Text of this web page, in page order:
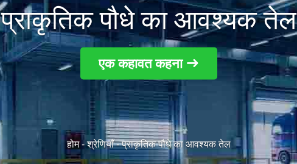
प्राकृतिक पौधे का आवश्यक तेल
एक कहावत कहना
होम-श्रेणियाँ-प्राकृतिक पौधे का आवश्यक तेल